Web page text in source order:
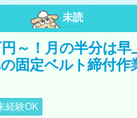
未読
～！月の半分は早
固定ベルト締付作
経験OK